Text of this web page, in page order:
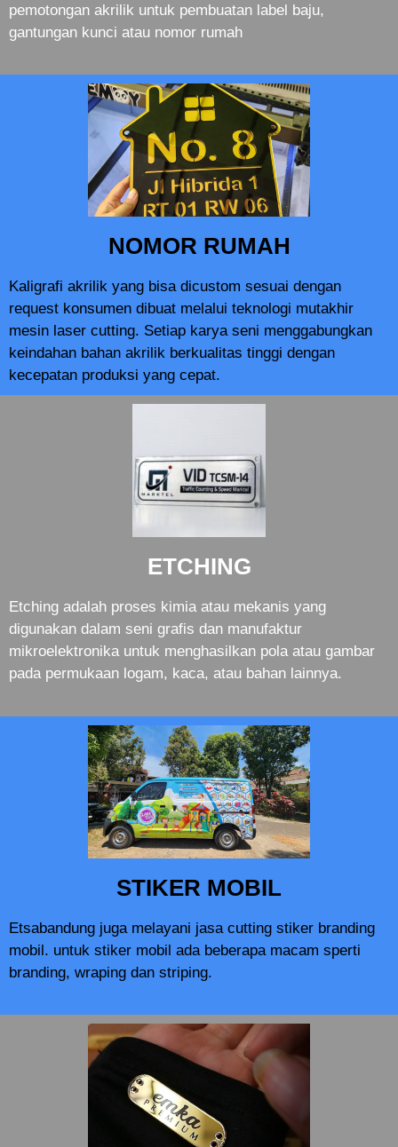
pemotongan akrilik untuk pembuatan label baju,
gantungan kunci atau nomor rumah
NOMOR RUMAH
Kaligrafi akrilik yang bisa dicustom sesuai dengan
request konsumen dibuat melalui teknologi mutakhir
mesin laser cutting. Setiap karya seni menggabungkan
keindahan bahan akrilik berkualitas tinggi dengan
kecepatan produksi yang cepat.
ETCHING
Etching adalah proses kimia atau mekanis yang
digunakan dalam seni grafis dan manufaktur
mikroelektronika untuk menghasilkan pola atau gambar
pada permukaan logam, kaca, atau bahan lainnya.
STIKER MOBIL
Etsabandung juga melayani jasa cutting stiker branding
mobil. untuk stiker mobil ada beberapa macam sperti
branding, wraping dan striping.